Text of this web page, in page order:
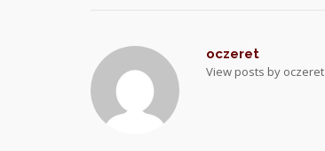
oczeret
View posts by oczeret